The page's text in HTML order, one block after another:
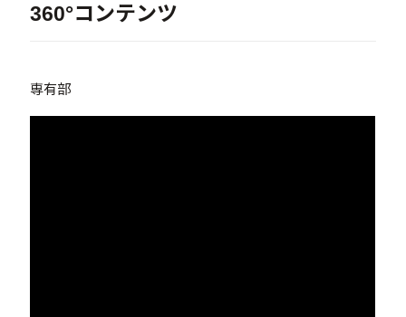
360°コンテンツ
専有部